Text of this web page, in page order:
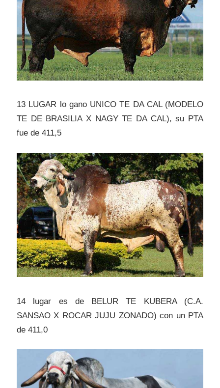
13 LUGAR lo gano UNICO TE DA CAL (MODELO
TE DE BRASILIA X NAGY TE DA CAL), su PTA
fue de 411,5
14 lugar es de BELUR TE KUBERA (C.A.
SANSAO X ROCAR JUJU ZONADO) con un PTA
de 411,0